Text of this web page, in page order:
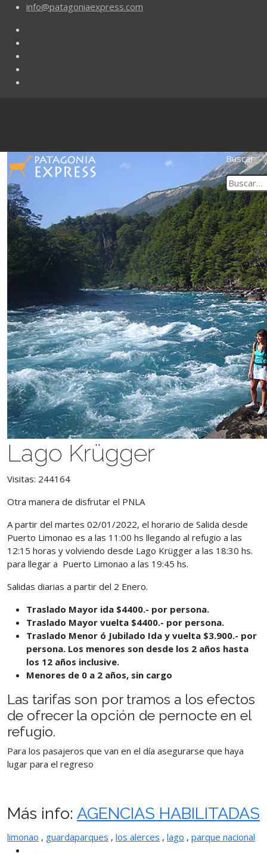
info@patagoniaexpress.com
Buscar
Lago Krügger
Visitas: 244164
Otra manera de disfrutar el PNLA
A partir del martes 02/01/2022, el horario de Salida desde
Puerto Limonao es a las 11:00 hs llegando al refugio a las
12:15 horas y volviendo desde Lago Krügger a las 18:30 hs.
para llegar a Puerto Limonao a las 19:45 hs.
Salidas diarias a partir del 2 Enero.
Traslado Mayor ida $4400.- por persona.
Traslado Mayor vuelta $4400.- por persona.
Traslado Menor ó Jubilado Ida y vuelta $3.900.- por
persona. Los menores son desde los 2 años hasta
los 12 años inclusive.
Menores de 0 a 2 años, sin cargo
Las tarifas son por tramos a los efectos
de ofrecer la opción de pernocte en el
refugio.
Para los pasajeros que van en el día asegurarse que haya
lugar para el regreso
Más info: AGENCIAS HABILITADAS
limonao , guardaparques , los alerces , lago , parque nacional